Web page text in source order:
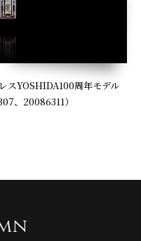
スYOSHIDA100周年モデル
、20086311）